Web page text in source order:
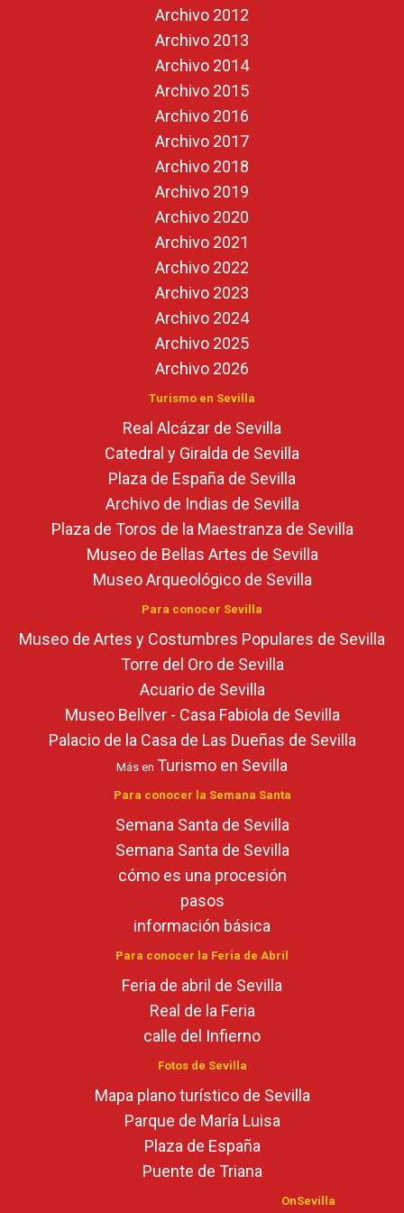
Archivo 2012
Archivo 2013
Archivo 2014
Archivo 2015
Archivo 2016
Archivo 2017
Archivo 2018
Archivo 2019
Archivo 2020
Archivo 2021
Archivo 2022
Archivo 2023
Archivo 2024
Archivo 2025
Archivo 2026
Turismo en Sevilla
Real Alcázar de Sevilla
Catedral y Giralda de Sevilla
Plaza de España de Sevilla
Archivo de Indias de Sevilla
Plaza de Toros de la Maestranza de Sevilla
Museo de Bellas Artes de Sevilla
Museo Arqueológico de Sevilla
Para conocer Sevilla
Museo de Artes y Costumbres Populares de Sevilla
Torre del Oro de Sevilla
Acuario de Sevilla
Museo Bellver - Casa Fabiola de Sevilla
Palacio de la Casa de Las Dueñas de Sevilla
Más en Turismo en Sevilla
Para conocer la Semana Santa
Semana Santa de Sevilla
Semana Santa de Sevilla
cómo es una procesión
pasos
información básica
Para conocer la Feria de Abril
Feria de abril de Sevilla
Real de la Feria
calle del Infierno
Fotos de Sevilla
Mapa plano turístico de Sevilla
Parque de María Luisa
Plaza de España
Puente de Triana
OnSevilla